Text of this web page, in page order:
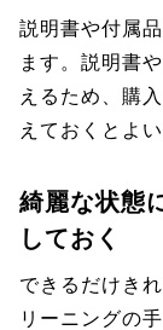
説明書や付属
ます。説明書
えるため、購
えておくとよ
綺麗な状態
しておく
できるだけき
リーニングの